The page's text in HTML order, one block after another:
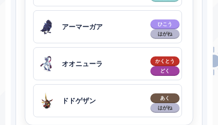
アーマーガア
ひこう
はがね
オオニューラ
かくとう
どく
ドドゲザン
あく
はがね